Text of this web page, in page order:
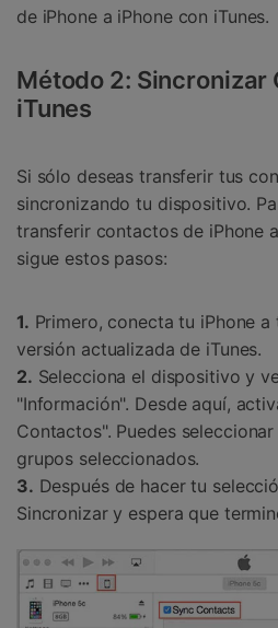
de iPhone a iPhone con iTunes.
Método 2: Sincronizar
iTunes
Si sólo deseas transferir tus
sincronizando tu dispositivo.
transferir contactos de iPhone
sigue estos pasos:
1. Primero, conecta tu iPhone
versión actualizada de iTunes.
2. Selecciona el dispositivo y
"Información". Desde aquí,
Contactos". Puedes
grupos seleccionados.
3. Después de hacer tu
Sincronizar y espera que